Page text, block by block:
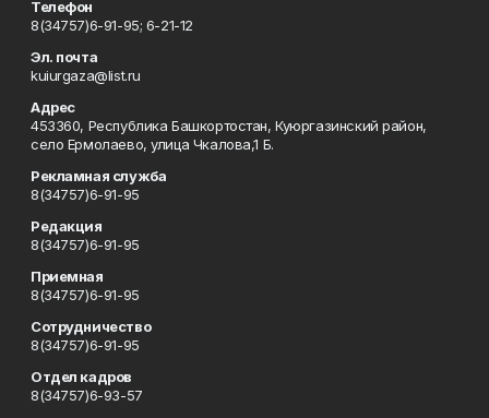
Телефон
8(34757)6-91-95; 6-21-12
Эл. почта
kuiurgaza@list.ru
Адрес
453360, Республика Башкортостан, Куюргазинский район,
село Ермолаево, улица Чкалова,1 Б.
Рекламная служба
8(34757)6-91-95
Редакция
8(34757)6-91-95
Приемная
8(34757)6-91-95
Сотрудничество
8(34757)6-91-95
Отдел кадров
8(34757)6-93-57